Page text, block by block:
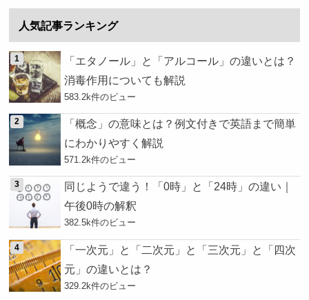
人気記事ランキング
「エタノール」と「アルコール」の違いとは？
消毒作用についても解説
583.2k件のビュー
「概念」の意味とは？例文付きで英語まで簡単
にわかりやすく解説
571.2k件のビュー
同じようで違う！「0時」と「24時」の違い｜
午後0時の解釈
382.5k件のビュー
「一次元」と「二次元」と「三次元」と「四次
元」の違いとは？
329.2k件のビュー